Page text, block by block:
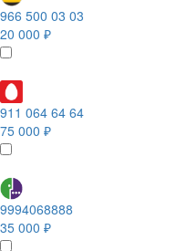
966 500 03 03
20 000 ₽
911 064 64 64
75 000 ₽
9994068888
35 000 ₽